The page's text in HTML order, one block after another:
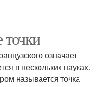
точки
означает
в нескольких науках.
называется точка